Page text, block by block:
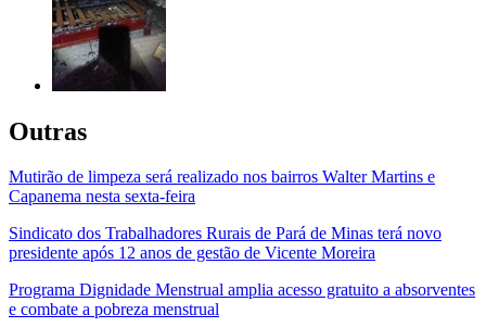
Outras
Mutirão de limpeza será realizado nos bairros Walter Martins e
Capanema nesta sexta-feira
Sindicato dos Trabalhadores Rurais de Pará de Minas terá novo
presidente após 12 anos de gestão de Vicente Moreira
Programa Dignidade Menstrual amplia acesso gratuito a absorventes
e combate a pobreza menstrual